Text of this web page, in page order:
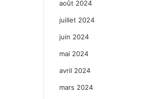
août 2024
juillet 2024
juin 2024
mai 2024
avril 2024
mars 2024